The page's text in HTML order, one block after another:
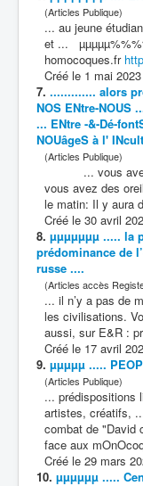
(Articles Publique)
... au jeune
et ...
homocoques.fr
Créé le 1 mai 2023
7. ............. alors
NOS ENtre-NOUS
... ENtre -&-Dé-
NOUâgeS à l'
(Articles Publique)
... vous avez
vous avez des
le matin: Il y aura
Créé le 30 avril
8. µµµµµµµ ..... la
prédominance de
russe ....
(Articles accès
... il n’y a pas de
les civilisations.
aussi, sur E&R :
Créé le 17 avril
9. µµµµµ .....
(Articles Publique)
... prédispositions
artistes, créatifs,
combat de "David
face aux
Créé le 29 mars
10. µµµµµµ .....